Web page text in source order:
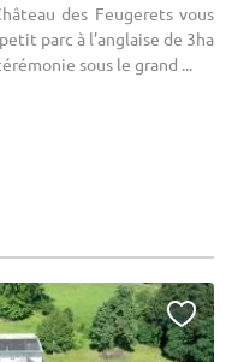
des Feugerets vous
parc à l’anglaise de 3ha
sous le grand ...